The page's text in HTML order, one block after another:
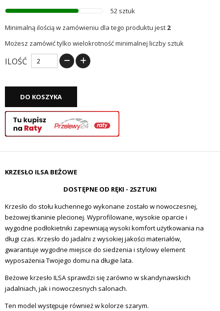
52 sztuk
Minimalną ilością w zamówieniu dla tego produktu jest 2
Możesz zamówić tylko wielokrotność minimalnej liczby sztuk
ILOŚĆ
DO KOSZYKA
KRZESŁO ILSA BEŻOWE
DOSTĘPNE OD RĘKI - 2SZTUKI
Krzesło do stołu kuchennego wykonane zostało w nowoczesnej,
beżowej tkaninie plecionej. Wyprofilowane, wysokie oparcie i
wygodne podłokietniki zapewniają wysoki komfort użytkowania na
długi czas. Krzesło do jadalni z wysokiej jakości materiałów,
gwarantuje wygodne miejsce do siedzenia i stylowy element
wyposażenia Twojego domu na długie lata.
Beżowe krzesło ILSA sprawdzi się zarówno w skandynawskich
jadalniach, jak i nowoczesnych salonach.
Ten model występuje również w kolorze szarym.